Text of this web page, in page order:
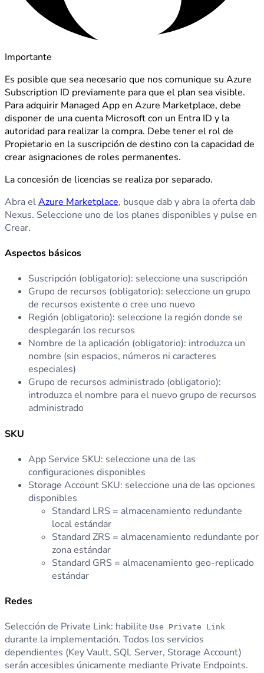
Importante
Es posible que sea necesario que nos comunique su Azure
Subscription ID previamente para que el plan sea visible.
Para adquirir Managed App en Azure Marketplace, debe
disponer de una cuenta Microsoft con un Entra ID y la
autoridad para realizar la compra. Debe tener el rol de
Propietario en la suscripción de destino con la capacidad de
crear asignaciones de roles permanentes.
La concesión de licencias se realiza por separado.
Abra elAzure Marketplace, busque dab y abra la oferta dab
Nexus. Seleccione uno de los planes disponibles y pulse en
Crear.
Aspectos básicos
Suscripción (obligatorio): seleccione una suscripción
Grupo de recursos (obligatorio): seleccione un grupo
de recursos existente o cree uno nuevo
Región (obligatorio): seleccione la región donde se
desplegarán los recursos
Nombre de la aplicación (obligatorio): introduzca un
nombre (sin espacios, números ni caracteres
especiales)
Grupo de recursos administrado (obligatorio):
introduzca el nombre para el nuevo grupo de recursos
administrado
SKU
App Service SKU: seleccione una de las
configuraciones disponibles
Storage Account SKU: seleccione una de las opciones
disponibles
Standard LRS = almacenamiento redundante
local estándar
Standard ZRS = almacenamiento redundante por
zona estándar
Standard GRS = almacenamiento geo-replicado
estándar
Redes
Selección de Private Link: habilite Use Private Link
durante la implementación. Todos los servicios
dependientes (Key Vault, SQL Server, Storage Account)
serán accesibles únicamente mediante Private Endpoints.